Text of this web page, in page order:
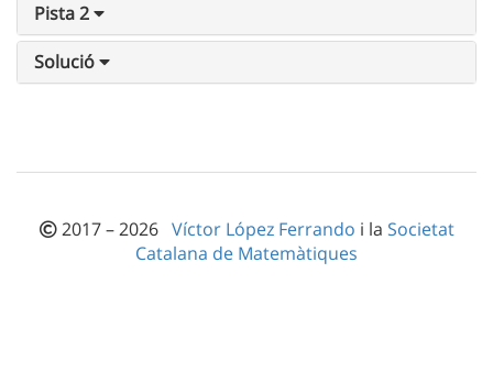
Pista 2
Solució
2017 – 2026 Víctor López Ferrando i la Societat
Catalana de Matemàtiques